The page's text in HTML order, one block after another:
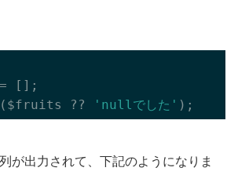
[];
??
'nullでした'
が出力されて、下記のようになりま